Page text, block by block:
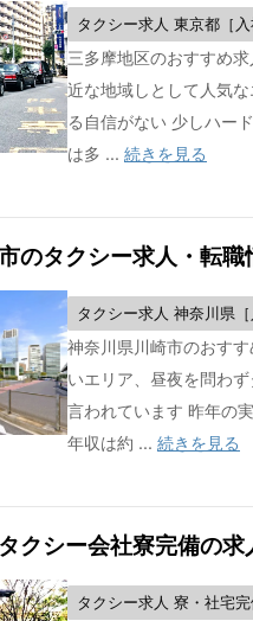
タクシー求人 東京都［入
三多摩地区のおすすめ
近な地域しとして人気
る自信がない 少しハー
は多 ... 続きを見る
のタクシー求人・転職
タクシー求人 神奈川県［
神奈川県川崎市のおす
いエリア、昼夜を問わ
言われています 昨年の
年収は約 ... 続きを見る
クシー会社寮完備の求
タクシー求人 寮・社宅